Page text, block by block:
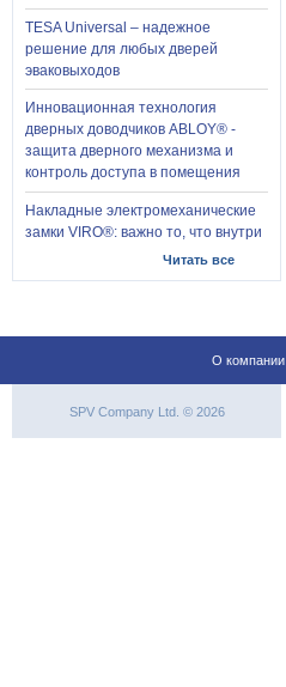
TESA Universal – надежное
решение для любых дверей
эваковыходов
Инновационная технология
дверных доводчиков ABLOY® -
защита дверного механизма и
контроль доступа в помещения
Накладные электромеханические
замки VIRO®: важно то, что внутри
Читать все
О компании
SPV Company Ltd. © 2026